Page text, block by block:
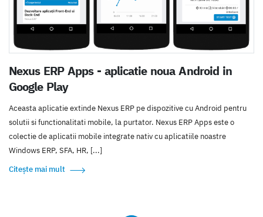
Nexus ERP Apps - aplicatie noua Android in
Google Play
Aceasta aplicatie extinde Nexus ERP pe dispozitive cu Android pentru
solutii si functionalitati mobile, la purtator. Nexus ERP Apps este o
colectie de aplicatii mobile integrate nativ cu aplicatiile noastre
Windows ERP, SFA, HR, [...]
Citește mai mult